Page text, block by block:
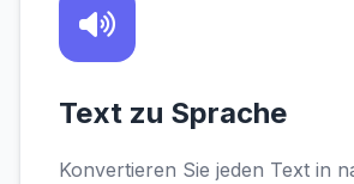
Text zu Sprache
Konvertieren Sie jeden Text in